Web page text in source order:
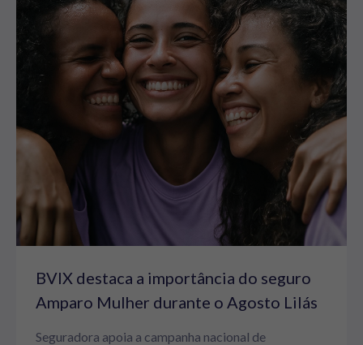
BVIX destaca a importância do seguro
Amparo Mulher durante o Agosto Lilás
Seguradora apoia a campanha nacional de